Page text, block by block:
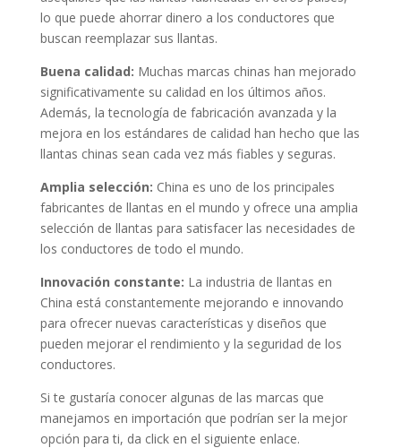
lo que puede ahorrar dinero a los conductores que
buscan reemplazar sus llantas.
Buena calidad: Muchas marcas chinas han mejorado
significativamente su calidad en los últimos años.
Además, la tecnología de fabricación avanzada y la
mejora en los estándares de calidad han hecho que las
llantas chinas sean cada vez más fiables y seguras.
Amplia selección: China es uno de los principales
fabricantes de llantas en el mundo y ofrece una amplia
selección de llantas para satisfacer las necesidades de
los conductores de todo el mundo.
Innovación constante: La industria de llantas en
China está constantemente mejorando e innovando
para ofrecer nuevas características y diseños que
pueden mejorar el rendimiento y la seguridad de los
conductores.
Si te gustaría conocer algunas de las marcas que
manejamos en importación que podrían ser la mejor
opción para ti, da click en el siguiente enlace.